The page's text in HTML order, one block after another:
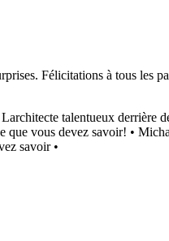
Félicitations à tous les
talentueux derrière
que vous devez savoir! •
savoir•